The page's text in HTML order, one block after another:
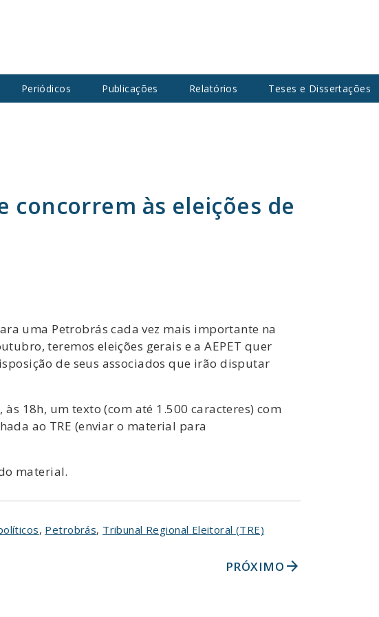
Periódicos Publicações Relatórios Teses e Dissertações
concorrem às eleições de
uma Petrobrás cada vez mais importante na
teremos eleições gerais e a AEPET quer
de seus associados que irão disputar
18h, um texto (com até 1.500 caracteres) com
ao TRE (enviar o material para
material.
, Petrobrás, Tribunal Regional Eleitoral (TRE)
PRÓXIMO arrow_forward